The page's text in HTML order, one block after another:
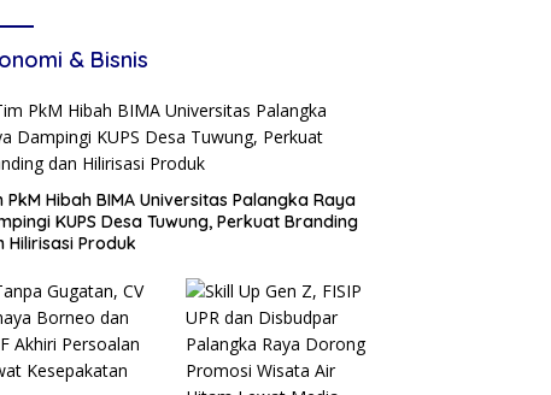
& Bisnis
PkM Hibah BIMA Universitas Palangka Raya
KUPS Desa Tuwung, Perkuat Branding
Hilirisasi Produk